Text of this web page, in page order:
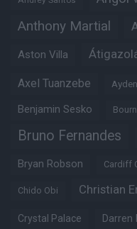
Anthony Martial
Aston Villa
Axel Tuanzebe
Benjamin Sesko
Bruno Fernandes
Bryan Robson Cardiff
Chido Obi Christian
Crystal Palace Darren